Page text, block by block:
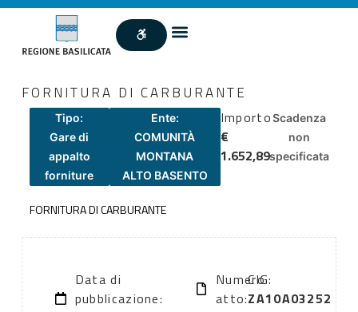
FORNITURA DI CARBURANTE
Tipo:
Gare di
appalto
forniture
Ente:
COMUNITÀ
MONTANA
ALTO BASENTO
Importo
€
1.652,89
Scadenza
non
specificata
FORNITURA DI CARBURANTE
Data di
pubblicazione:
Numero
atto:
CIG:
ZA10A03252